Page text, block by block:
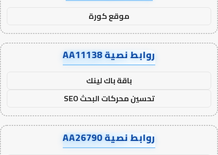
موقع كورة
روابط نصية AA11138
باقة باك لينك
تحسين محركات البحث SEO
روابط نصية AA26790